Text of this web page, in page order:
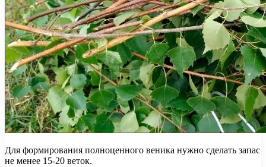
Для формирования полноценного веника нужно сделать запас
не менее 15-20 веток.